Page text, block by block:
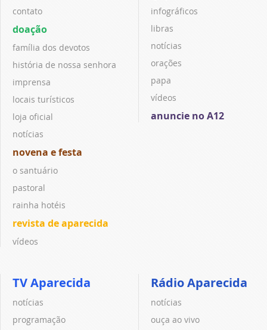
contato
doação
família dos devotos
história de nossa senhora
imprensa
locais turísticos
loja oficial
notícias
novena e festa
o santuário
pastoral
rainha hotéis
revista de aparecida
vídeos
infográficos
libras
notícias
orações
papa
vídeos
anuncie no A12
TV Aparecida
notícias
programação
Rádio Aparecida
notícias
ouça ao vivo